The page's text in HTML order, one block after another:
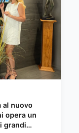
al nuovo
opera un
grandi